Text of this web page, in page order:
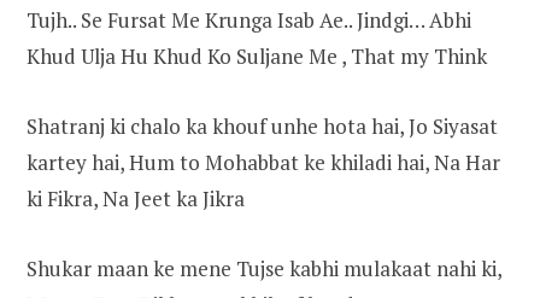
Tujh.. Se Fursat Me Krunga Isab Ae.. Jindgi… Abhi
Khud Ulja Hu Khud Ko Suljane Me , That my Think
Shatranj ki chalo ka khouf unhe hota hai, Jo Siyasat
kartey hai, Hum to Mohabbat ke khiladi hai, Na Har
ki Fikra, Na Jeet ka Jikra
Shukar maan ke mene Tujse kabhi mulakaat nahi ki,